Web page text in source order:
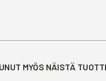
MYÖS NÄISTÄ